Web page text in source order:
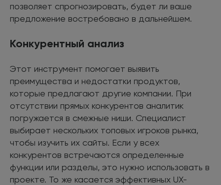
позволяет спрогнозировать, будет ли ваше
предложение востребовано в дальнейшем.
Конкурентный анализ
Этот инструмент помогает выявить
преимущества и недостатки продуктов,
которые предлагают другие компании. При
отсутствии прямых конкурентов аналитик
погружается в смежные ниши. Специалист
выбирает нескольких топовых игроков рынка,
чтобы изучить их сайты. Если у всех
конкурентов встречаются определенные
функции или разделы, это нужно использовать в
проекте. То же касается эффективных UX-